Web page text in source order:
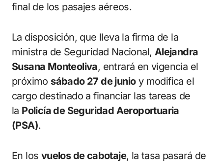
final de los pasajes aéreos.
La disposición, que lleva la firma de la
ministra de Seguridad Nacional, Alejandra
Susana Monteoliva, entrará en vigencia el
próximo sábado 27 de junioy modifica el
cargo destinado a financiar las tareas de
la Policía de Seguridad Aeroportuaria
(PSA).
En los vuelos de cabotaje, la tasa pasará de